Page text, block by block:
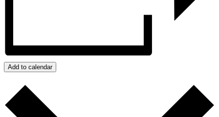
Add to calendar